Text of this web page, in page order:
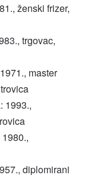
ženski frizer,
trgovac,
master
1993.,
diplomirani